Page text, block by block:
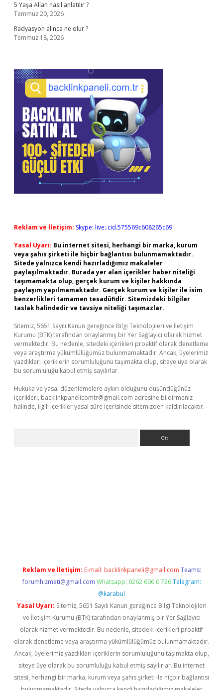
5 Yaşa Allah nasıl anlatılır ?
Temmuz 20, 2026
Radyasyon alınca ne olur ?
Temmuz 18, 2026
Reklam ve İletişim: Skype: live:.cid.575569c608265c69
Yasal Uyarı: Bu internet sitesi, herhangi bir marka, kurum
veya şahıs şirketi ile hiçbir bağlantısı bulunmamaktadır.
Sitede yalnızca kendi hazırladığımız makaleler
paylaşılmaktadır. Burada yer alan içerikler haber niteliği
taşımamakta olup, gerçek kurum ve kişiler hakkında
paylaşım yapılmamaktadır. Gerçek kurum ve kişiler ile isim
benzerlikleri tamamen tesadüfidir. Sitemizdeki bilgiler
taslak halindedir ve tavsiye niteliği taşımazlar.
Sitemiz, 5651 Sayılı Kanun gereğince Bilgi Teknolojileri ve İletişim
Kurumu (BTK) tarafından onaylanmış bir Yer Sağlayıcı olarak hizmet
vermektedir. Bu nedenle, sitedeki içerikleri proaktif olarak denetleme
veya araştırma yükümlülüğümüz bulunmamaktadır. Ancak, üyelerimiz
yazdıkları içeriklerin sorumluluğunu taşımakta olup, siteye üye olarak
bu sorumluluğu kabul etmiş sayılırlar.
Hukuka ve yasal düzenlemelere aykırı olduğunu düşündüğünüz
içerikleri, backlinkpanelicomtr@gmail.com adresine bildirmeniz
halinde, ilgili içerikler yasal süre içerisinde sitemizden kaldırılacaktır.
Reklam ve İletişim: E-mail: backlinkpaneli@gmail.com Teams:
forumhizmeti@gmail.com Whatsapp: 0262 606 0 726 Telegram:
@karabul
Yasal Uyarı: Sitemiz, 5651 Sayılı Kanun gereğince Bilgi Teknolojileri
ve İletişim Kurumu (BTK) tarafından onaylanmış bir Yer Sağlayıcı
olarak hizmet vermektedir. Bu nedenle, sitedeki içerikleri proaktif
olarak denetleme veya araştırma yükümlülüğümüz bulunmamaktadır.
Ancak, üyelerimiz yazdıkları içeriklerin sorumluluğunu taşımakta olup,
siteye üye olarak bu sorumluluğu kabul etmiş sayılırlar. Bu internet
sitesi, herhangi bir marka, kurum veya şahıs şirketi ile hiçbir bağlantısı